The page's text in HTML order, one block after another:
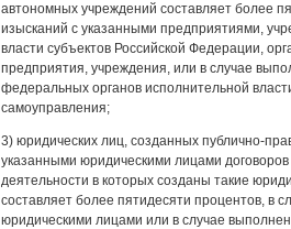
автономных учреждений составляет более
изысканий с указанными предприятиями,
власти субъектов Российской Федерации,
предприятия, учреждения, или в случае
федеральных органов исполнительной
самоуправления;
3) юридических лиц, созданных публично-
указанными юридическими лицами
деятельности в которых созданы такие
составляет более пятидесяти процентов, в
юридическими лицами или в случае